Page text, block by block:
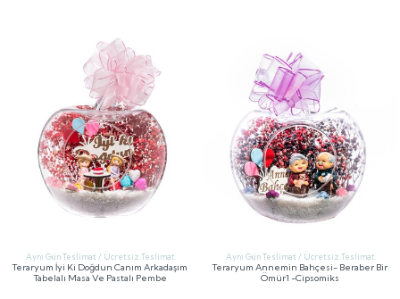
Aynı Gün Teslimat / Ücretsiz Teslimat
Teraryum İyi Ki Doğdun Canım Arkadaşım
Tabelalı Masa Ve Pastalı Pembe
Aynı Gün Teslimat / Ücretsiz Teslimat
Teraryum Annemin Bahçesi- Beraber Bir
Ömür1 -Cipsomiks